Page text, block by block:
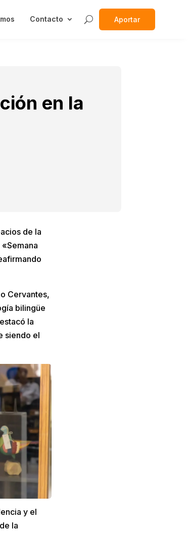
Contacto Aportar
en la
de la
Cervantes,
bilingüe
la
siendo el
y el
la